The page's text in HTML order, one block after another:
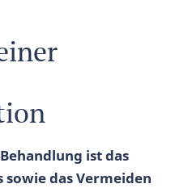
ist das
sowie das Vermeiden